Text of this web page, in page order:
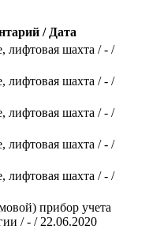
/ Дата
лифтовая шахта / - /
лифтовая шахта / - /
лифтовая шахта / - /
лифтовая шахта / - /
лифтовая шахта / - /
прибор учета
/ - / 22.06.2020